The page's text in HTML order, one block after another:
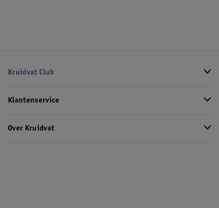
Kruidvat Club
Klantenservice
Over Kruidvat